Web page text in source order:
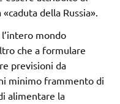
della Russia».
mondo
che a formulare
previsioni da
minimo frammento di
alimentare la